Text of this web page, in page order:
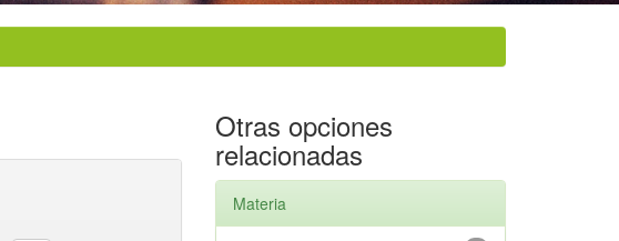
Otras opciones
relacionadas
Materia